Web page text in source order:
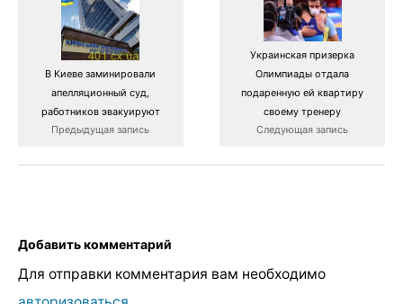
В Киеве заминировали
апелляционный суд,
работников эвакуируют
Предыдущая запись
Украинская призерка
Олимпиады отдала
подаренную ей квартиру
своему тренеру
Следующая запись
Добавить комментарий
Для отправки комментария вам необходимо